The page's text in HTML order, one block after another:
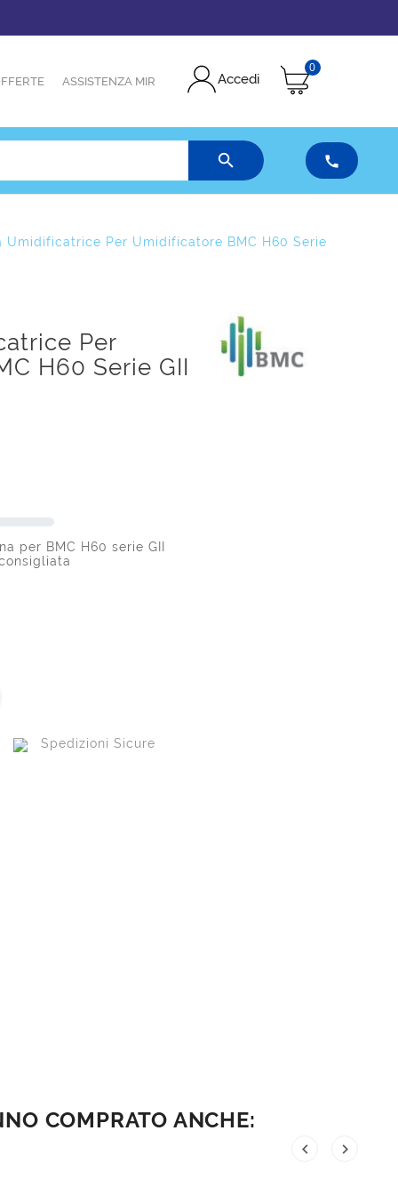
ASSISTENZA MIR Accedi
0
 
Umidificatrice Per Umidificatore BMC H60 Serie
Per
H60 Serie GII
per BMC H60 serie GII
Spedizioni Sicure
COMPRATO ANCHE:
 